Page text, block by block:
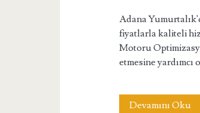
Adana
fiyatlarla kaliteli
Motoru
etmesine yardımcı
Devamını Oku